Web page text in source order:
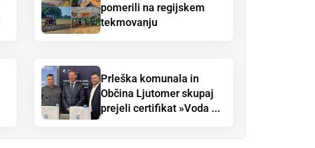
pomerili na regijskem
tekmovanju
Prleška komunala in
Občina Ljutomer skupaj
prejeli certifikat »Voda ...